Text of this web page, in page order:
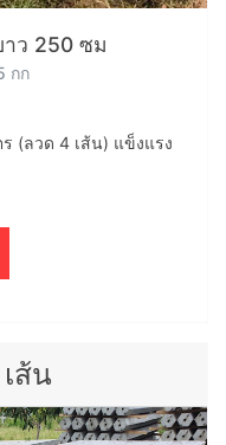
ว 250 ซม
กก
(ลวด 4 เส้น) แข็งแรง
ส้น